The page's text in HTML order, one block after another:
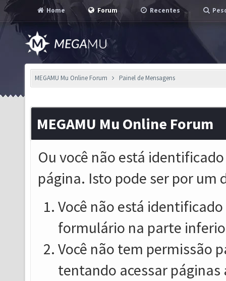
Home Forum Recentes
MEGAMU Mu Online Forum Painel de Mensagens
MEGAMU Mu Online Forum
Ou você não está
página. Isto pode ser por um
Você não está
formulário na parte
Você não tem permissão
tentando acessar